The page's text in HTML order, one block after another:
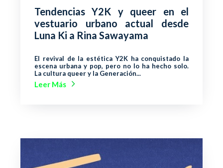
Tendencias Y2K y queer en el
vestuario urbano actual desde
Luna Ki a Rina Sawayama
El revival de la estética Y2K ha conquistado la
escena urbana y pop, pero no lo ha hecho solo.
La cultura queer y la Generación...
Leer Más